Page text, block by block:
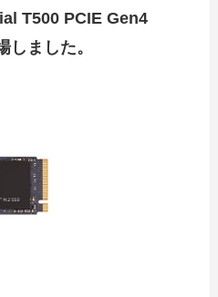
T500 PCIE Gen4
しました。